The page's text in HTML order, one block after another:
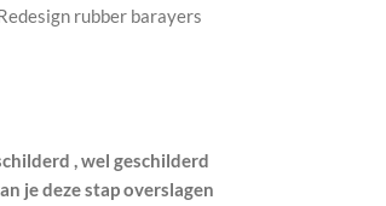
rubber barayers
, wel geschilderd
je deze stap overslagen